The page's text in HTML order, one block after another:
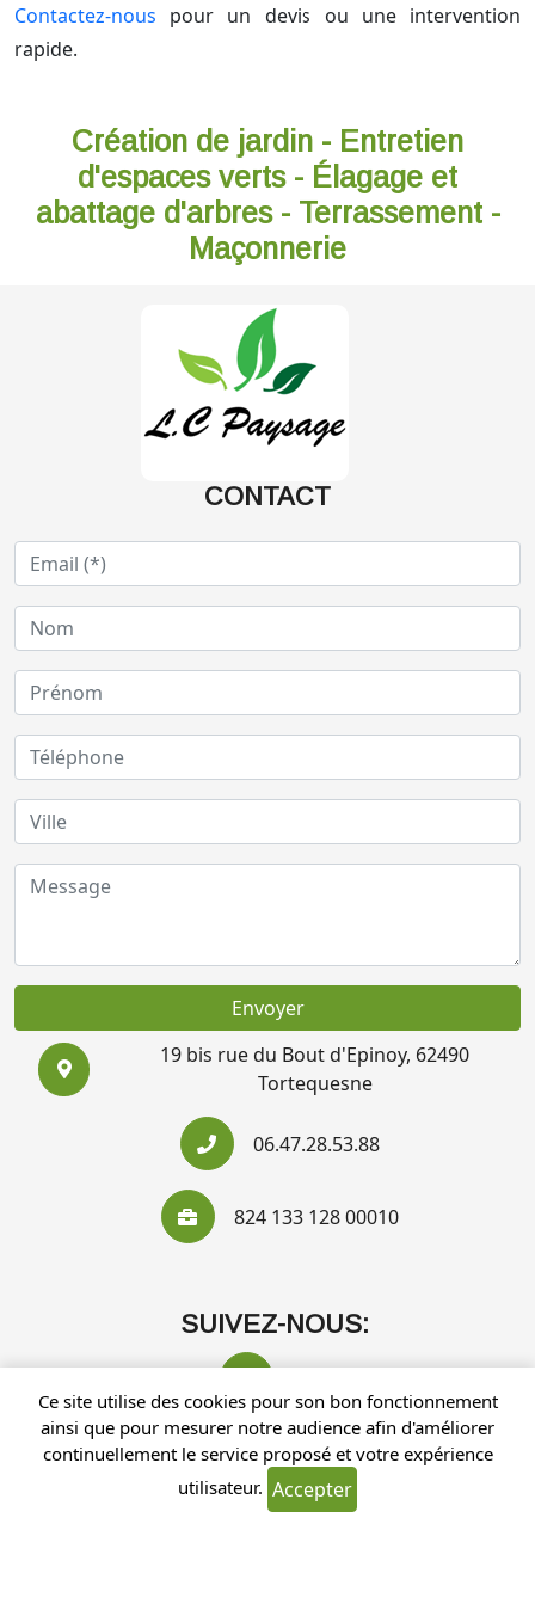
Contactez-nous pour un devis ou une intervention
rapide.
Création de jardin - Entretien
d'espaces verts - Élagage et
abattage d'arbres - Terrassement -
Maçonnerie
CONTACT
Envoyer
19 bis rue du Bout d'Epinoy, 62490
Tortequesne
06.47.28.53.88
824 133 128 00010
SUIVEZ-NOUS:
Recherches fréquentes
Ce site utilise des cookies pour son bon fonctionnement
ainsi que pour mesurer notre audience afin d'améliorer
continuellement le service proposé et votre expérience
utilisateur. Accepter